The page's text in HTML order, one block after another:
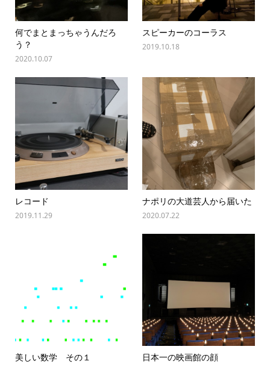
何でまとまっちゃうんだろ
う？
2020.10.07
スピーカーのコーラス
2019.10.18
レコード
2019.11.29
ナポリの大道芸人から届いた
2020.07.22
美しい数学 その１ 日本一の映画館の顔